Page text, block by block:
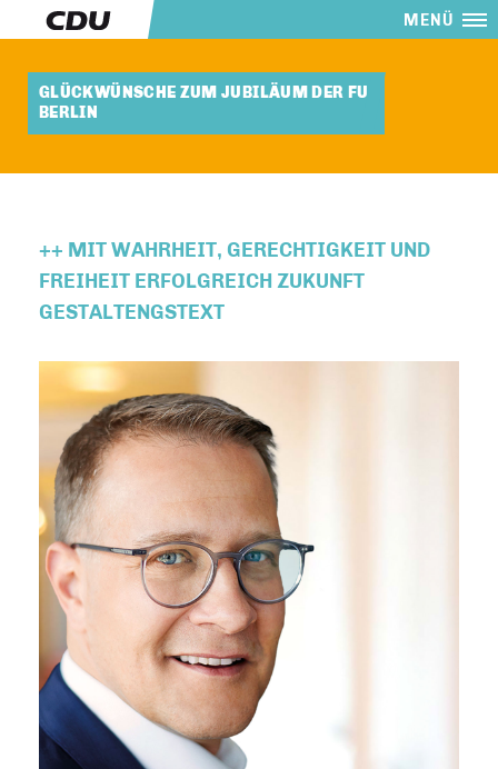
MENÜ
GLÜCKWÜNSCHE ZUM JUBILÄUM DER FU
BERLIN
++ MIT WAHRHEIT, GERECHTIGKEIT UND
FREIHEIT ERFOLGREICH ZUKUNFT
GESTALTENGSTEXT